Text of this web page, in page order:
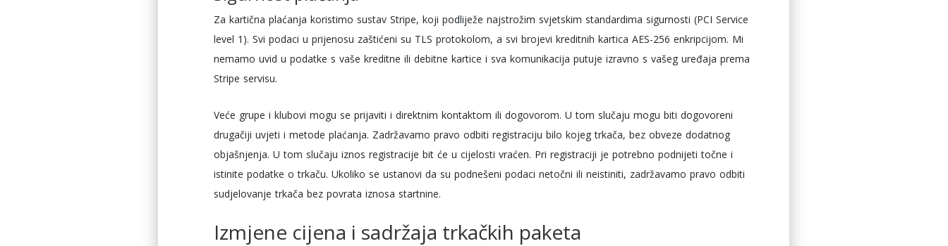
Za kartična plaćanja koristimo sustav Stripe, koji podliježe najstrožim svjetskim standardima sigurnosti (PCI Service
level 1). Svi podaci u prijenosu zaštićeni su TLS protokolom, a svi brojevi kreditnih kartica AES-256 enkripcijom. Mi
nemamo uvid u podatke s vaše kreditne ili debitne kartice i sva komunikacija putuje izravno s vašeg uređaja prema
Stripe servisu.
Veće grupe i klubovi mogu se prijaviti i direktnim kontaktom ili dogovorom. U tom slučaju mogu biti dogovoreni
drugačiji uvjeti i metode plaćanja. Zadržavamo pravo odbiti registraciju bilo kojeg trkača, bez obveze dodatnog
objašnjenja. U tom slučaju iznos registracije bit će u cijelosti vraćen. Pri registraciji je potrebno podnijeti točne i
istinite podatke o trkaču. Ukoliko se ustanovi da su podnešeni podaci netočni ili neistiniti, zadržavamo pravo odbiti
sudjelovanje trkača bez povrata iznosa startnine.
Izmjene cijena i sadržaja trkačkih paketa